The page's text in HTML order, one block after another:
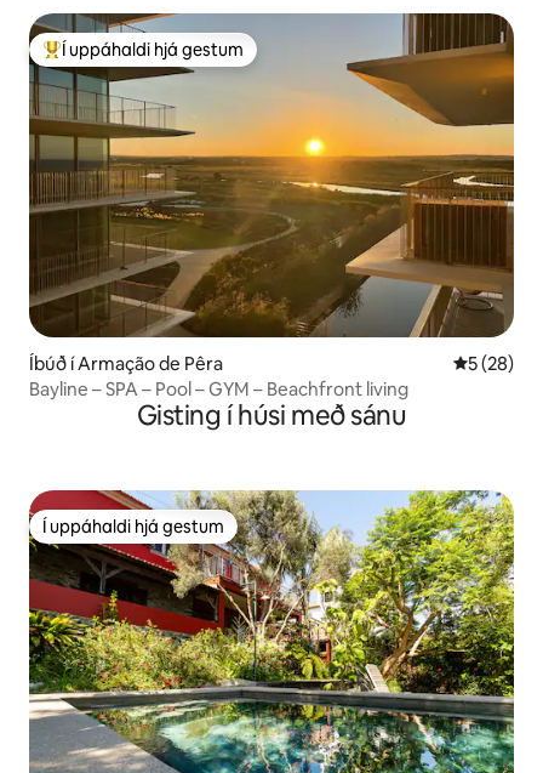
Í mestu uppáhaldi hjá gestum
Í uppáhaldi hjá gestum
Íbúð í Armação de Pêra 5 af 5 í
5 (28)
Bayline – SPA – Pool – GYM – Beachfront living
Gisting í húsi með sánu
Í uppáhaldi hjá gestum
Í uppáhaldi hjá gestum